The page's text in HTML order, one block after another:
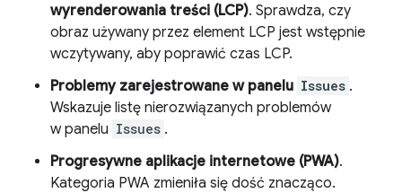
wyrenderowania treści (LCP). Sprawdza, czy
obraz używany przez element LCP jest wstępnie
wczytywany, aby poprawić czas LCP.
Problemy zarejestrowane w panelu Issues .
Wskazuje listę nierozwiązanych problemów
w panelu Issues .
Progresywne aplikacje internetowe (PWA).
Kategoria PWA zmieniła się dość znacząco.